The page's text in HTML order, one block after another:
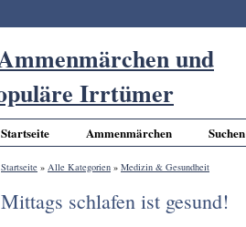
Startseite Ammenmärchen Suchen
Startseite » Alle Kategorien » Medizin & Gesundheit
Mittags schlafen ist gesund!